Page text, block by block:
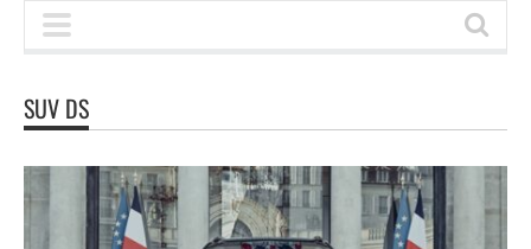
SUV DS